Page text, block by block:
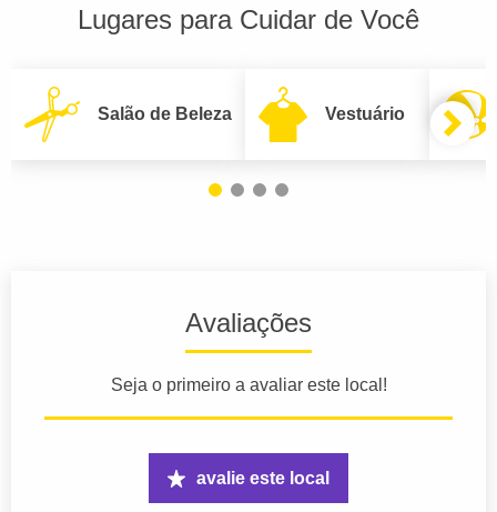
Lugares para Cuidar de Você
Salão de Beleza Vestuário
Avaliações
Seja o primeiro a avaliar este local!
avalie este local